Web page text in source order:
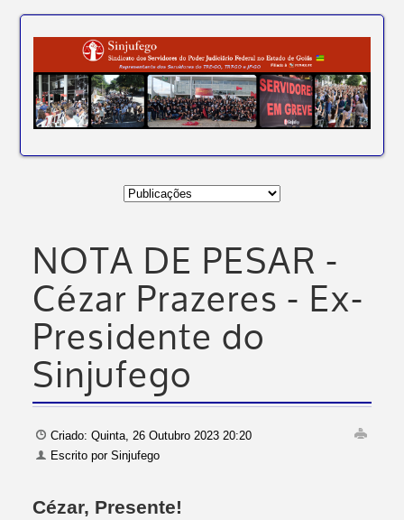
NOTA DE PESAR -
Cézar Prazeres - Ex-
Presidente do
Sinjufego
Criado: Quinta, 26 Outubro 2023 20:20
Escrito porSinjufego
Cézar, Presente!